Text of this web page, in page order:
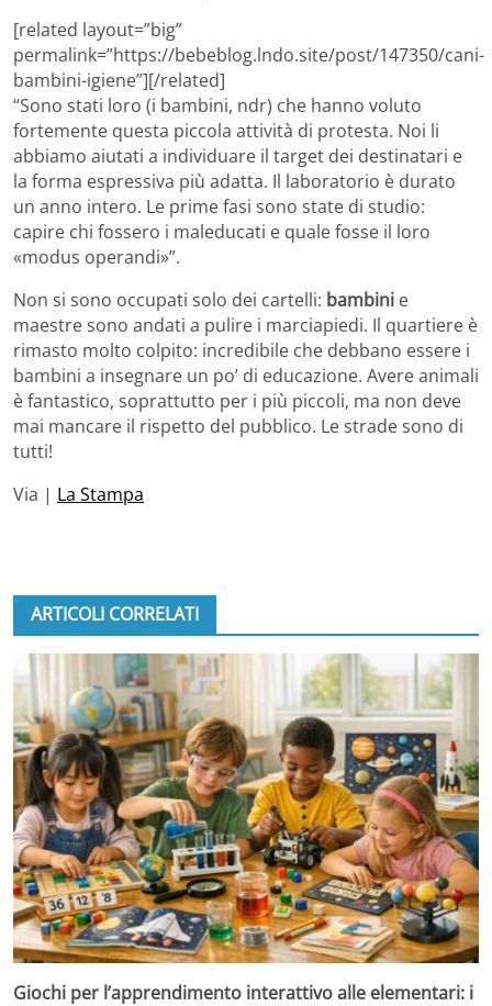
[related layout=”big”
permalink=”https://bebeblog.lndo.site/post/147350/cani-
bambini-igiene”][/related]
“Sono stati loro (i bambini, ndr) che hanno voluto
fortemente questa piccola attività di protesta. Noi li
abbiamo aiutati a individuare il target dei destinatari e
la forma espressiva più adatta. Il laboratorio è durato
un anno intero. Le prime fasi sono state di studio:
capire chi fossero i maleducati e quale fosse il loro
«modus operandi»”.
Non si sono occupati solo dei cartelli: bambini e
maestre sono andati a pulire i marciapiedi. Il quartiere è
rimasto molto colpito: incredibile che debbano essere i
bambini a insegnare un po’ di educazione. Avere animali
è fantastico, soprattutto per i più piccoli, ma non deve
mai mancare il rispetto del pubblico. Le strade sono di
tutti!
Via | La Stampa
ARTICOLI CORRELATI
Giochi per l’apprendimento interattivo alle elementari: i